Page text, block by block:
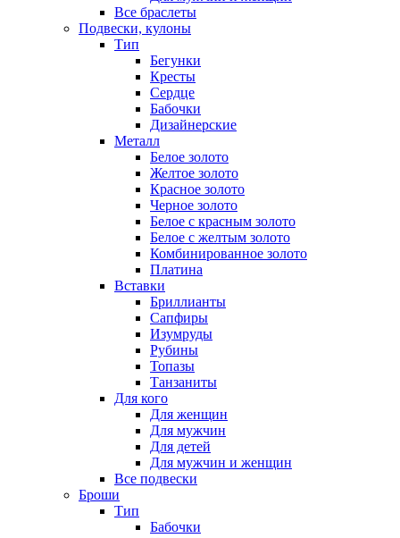
Все браслеты
Подвески, кулоны
Тип
Бегунки
Кресты
Сердце
Бабочки
Дизайнерские
Металл
Белое золото
Желтое золото
Красное золото
Черное золото
Белое с красным золото
Белое с желтым золото
Комбинированное золото
Платина
Вставки
Бриллианты
Сапфиры
Изумруды
Рубины
Топазы
Танзаниты
Для кого
Для женщин
Для мужчин
Для детей
Для мужчин и женщин
Все подвески
Броши
Тип
Бабочки